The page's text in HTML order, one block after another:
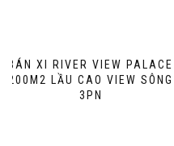
BÁN XI RIVER VIEW PALACE
200M2 LẦU CAO VIEW SÔNG
3PN